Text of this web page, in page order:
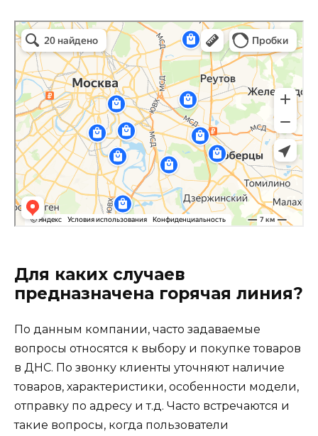
Для каких случаев
предназначена горячая линия?
По данным компании, часто задаваемые
вопросы относятся к выбору и покупке товаров
в ДНС. По звонку клиенты уточняют наличие
товаров, характеристики, особенности модели,
отправку по адресу и т.д. Часто встречаются и
такие вопросы, когда пользователи